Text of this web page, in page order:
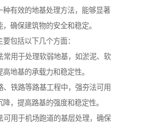
种有效的地基处理方法，能够显著
确保建筑物的安全和稳定。
包括以下几个方面：
常用于处理软弱地基，如淤泥、软
地基的承载力和稳定性。
、铁路等路基工程中，强夯法可用
，提高路基的强度和稳定性。
可用于机场跑道的基层处理，确保